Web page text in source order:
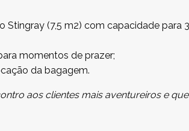
Stingray (7,5 m2) com capacidade para 3
momentos de prazer;
da bagagem.
aos clientes mais aventureiros e que